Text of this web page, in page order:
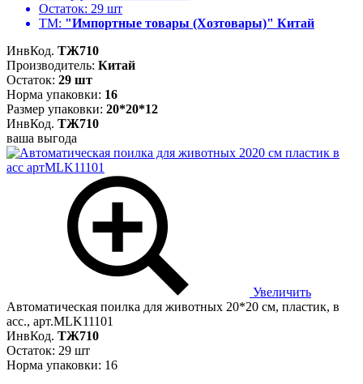
Остаток: 29 шт
ТМ: "Импортные товары (Хозтовары)" Китай
ИнвКод. ТЖ710
Производитель: Китай
Остаток: 29 шт
Норма упаковки: 16
Размер упаковки: 20*20*12
ИнвКод. ТЖ710
ваша выгода
Увеличить
Автоматическая поилка для животных 20*20 см, пластик, в
асс., арт.MLK11101
ИнвКод. ТЖ710
Остаток: 29 шт
Норма упаковки: 16